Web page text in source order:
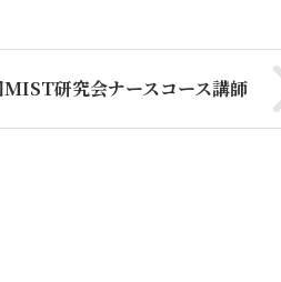
MIST研究会ナースコース講師